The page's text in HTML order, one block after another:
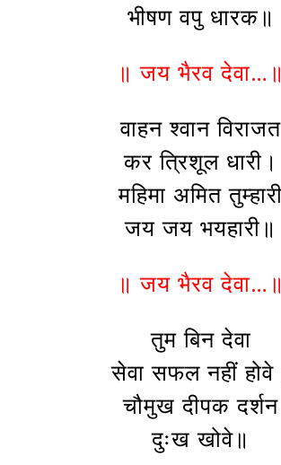
भीषण वपु धारक॥
॥ जय भैरव देवा…॥
वाहन श्वान विराजत
कर त्रिशूल धारी।
महिमा अमित तुम्हारी
जय जय भयहारी॥
॥ जय भैरव देवा…॥
तुम बिन देवा
सेवा सफल नहीं
चौमुख दीपक दर्शन
दुःख खोवे॥